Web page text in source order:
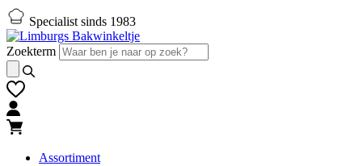
Naar
hoofd-
inhoud
gaan
Naar
footer
gaan
Specialist sinds 1983
Zoekterm
Assortiment